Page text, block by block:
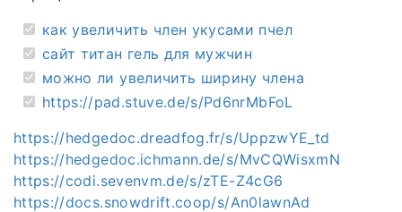
как увеличить член укусами пчел
сайт титан гель для мужчин
можно ли увеличить ширину члена
https://pad.stuve.de/s/Pd6nrMbFoL
https://hedgedoc.dreadfog.fr/s/UppzwYE_td
https://hedgedoc.ichmann.de/s/MvCQWisxmN
https://codi.sevenvm.de/s/zTE-Z4cG6
https://docs.snowdrift.coop/s/An0lawnAd